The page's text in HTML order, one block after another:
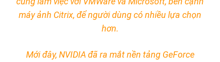
máy ảnh Citrix, để người dùng có nhiều lựa chọn
hơn.
Mới đây, NVIDIA đã ra mắt nền tảng GeForce